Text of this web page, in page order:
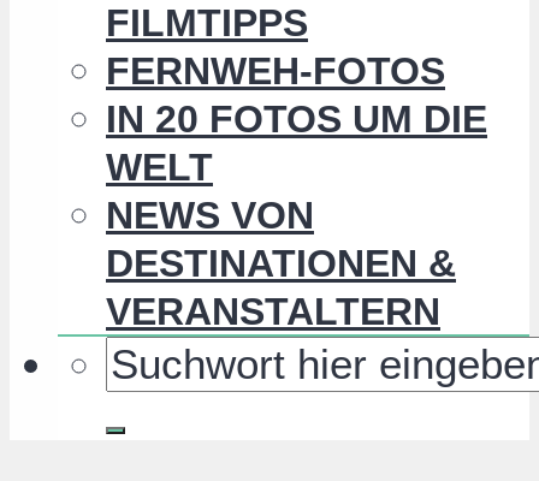
FILMTIPPS
FERNWEH-FOTOS
IN 20 FOTOS UM DIE
WELT
NEWS VON
DESTINATIONEN &
VERANSTALTERN